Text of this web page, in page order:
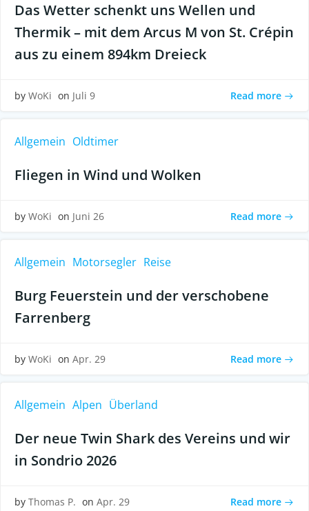
Das Wetter schenkt uns Wellen und
Thermik – mit dem Arcus M von St. Crépin
aus zu einem 894km Dreieck
by WoKi on Juli 9 Read more
Allgemein Oldtimer
Fliegen in Wind und Wolken
by WoKi on Juni 26 Read more
Allgemein Motorsegler Reise
Burg Feuerstein und der verschobene
Farrenberg
by WoKi on Apr. 29 Read more
Allgemein Alpen Überland
Der neue Twin Shark des Vereins und wir
in Sondrio 2026
by Thomas P. on Apr. 29 Read more